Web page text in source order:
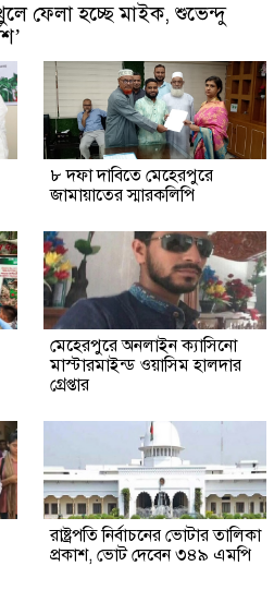
ফেলা হচ্ছে মাইক, শুভেন্দু
৮ দফা দাবিতে মেহেরপুরে
জামায়াতের স্মারকলিপি
মেহেরপুরে অনলাইন ক্যাসিনো
মাস্টারমাইন্ড ওয়াসিম হালদার
গ্রেপ্তার
রাষ্ট্রপতি নির্বাচনের ভোটার তালিকা
প্রকাশ, ভোট দেবেন ৩৪৯ এমপি